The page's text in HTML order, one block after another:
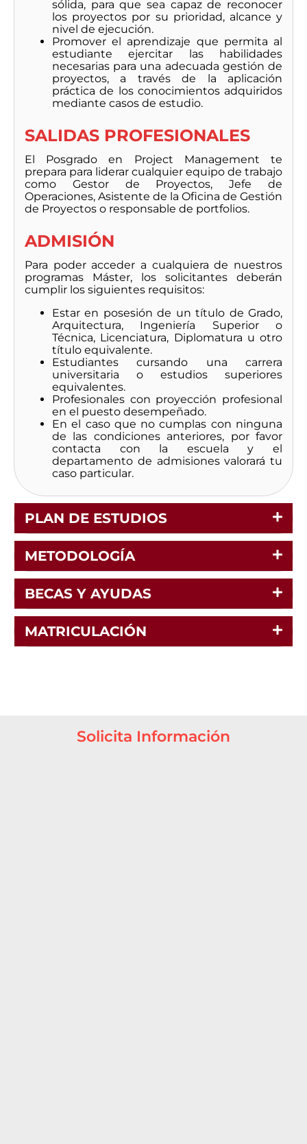
sólida, para que sea capaz de reconocer
los proyectos por su prioridad, alcance y
nivel de ejecución.
Promover el aprendizaje que permita al
estudiante ejercitar las habilidades
necesarias para una adecuada gestión de
proyectos, a través de la aplicación
práctica de los conocimientos adquiridos
mediante casos de estudio.
SALIDAS PROFESIONALES
El Posgrado en Project Management te
prepara para liderar cualquier equipo de trabajo
como Gestor de Proyectos, Jefe de
Operaciones, Asistente de la Oficina de Gestión
de Proyectos o responsable de portfolios.
ADMISIÓN
Para poder acceder a cualquiera de nuestros
programas Máster, los solicitantes deberán
cumplir los siguientes requisitos:
Estar en posesión de un título de Grado,
Arquitectura, Ingeniería Superior o
Técnica, Licenciatura, Diplomatura u otro
título equivalente.
Estudiantes cursando una carrera
universitaria o estudios superiores
equivalentes.
Profesionales con proyección profesional
en el puesto desempeñado.
En el caso que no cumplas con ninguna
de las condiciones anteriores, por favor
contacta con la escuela y el
departamento de admisiones valorará tu
caso particular.
PLAN DE ESTUDIOS
METODOLOGÍA
BECAS Y AYUDAS
MATRICULACIÓN
Solicita Información